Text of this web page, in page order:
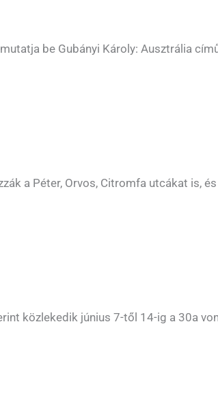
be Gubányi Károly: Ausztrália
a Péter, Orvos, Citromfa utcákat is,
közlekedik június 7-től 14-ig a 30a